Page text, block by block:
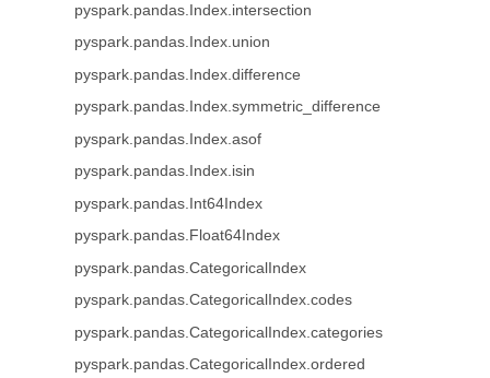
pyspark.pandas.Index.intersection
pyspark.pandas.Index.union
pyspark.pandas.Index.difference
pyspark.pandas.Index.symmetric_difference
pyspark.pandas.Index.asof
pyspark.pandas.Index.isin
pyspark.pandas.Int64Index
pyspark.pandas.Float64Index
pyspark.pandas.CategoricalIndex
pyspark.pandas.CategoricalIndex.codes
pyspark.pandas.CategoricalIndex.categories
pyspark.pandas.CategoricalIndex.ordered